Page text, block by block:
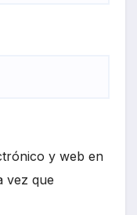
y web en
vez que